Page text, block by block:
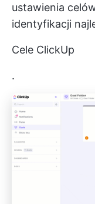
ustawienia
identyfikacji
Cele ClickUp
.